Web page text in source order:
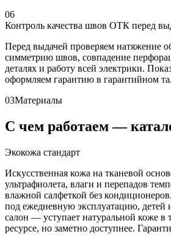
06
Контроль качества швов ОТК перед
Перед выдачей проверяем натяжение
симметрию швов, совпадение
деталях и работу всей электрики.
оформляем гарантию в гарантийном
03Материалы
С чем работаем —
Экокожа стандарт
Искусственная кожа на тканевой
ультрафиолета, влаги и перепадов
влажной салфеткой без
под ежедневную эксплуатацию, детей
салон — уступает натуральной коже в
ресурсе, но заметно доступнее.